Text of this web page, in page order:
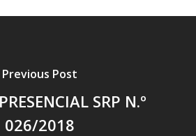
Previous Post
SRP N.º
026/2018